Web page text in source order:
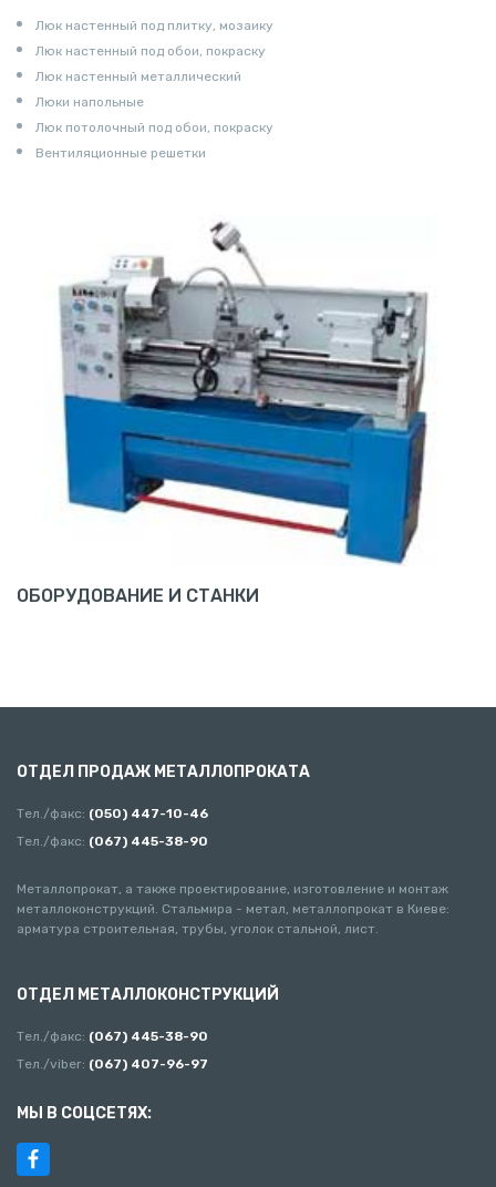
Люк настенный под плитку, мозаику
Люк настенный под обои, покраску
Люк настенный металлический
Люки напольные
Люк потолочный под обои, покраску
Вентиляционные решетки
ОБОРУДОВАНИЕ И СТАНКИ
ОТДЕЛ ПРОДАЖ МЕТАЛЛОПРОКАТА
Тел./факс: (050) 447-10-46
Тел./факс: (067) 445-38-90
Металлопрокат, а также проектирование, изготовление и монтаж
металлоконструкций. Стальмира - метал, металлопрокат в Киеве:
арматура строительная, трубы, уголок стальной, лист.
ОТДЕЛ МЕТАЛЛОКОНСТРУКЦИЙ
Тел./факс: (067) 445-38-90
Тел./viber: (067) 407-96-97
МЫ В СОЦСЕТЯХ: